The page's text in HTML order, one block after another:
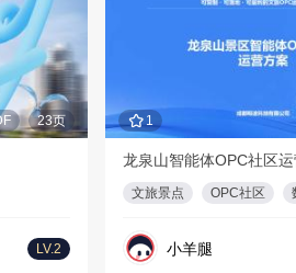
23页
LV.2
1
龙泉山智能体OPC社区
文旅景点 OPC社区
小羊腿